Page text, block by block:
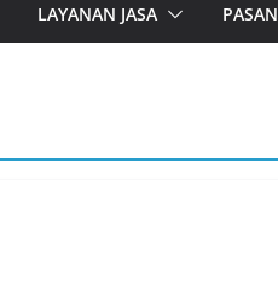
LAYANAN JASA